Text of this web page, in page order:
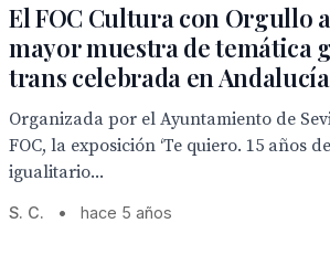
El FOC Cultura con Orgullo
mayor muestra de temática
trans celebrada en Andalucía
Organizada por el Ayuntamiento de
FOC, la exposición ‘Te quiero. 15 años
igualitario...
S. C. • hace 5 años